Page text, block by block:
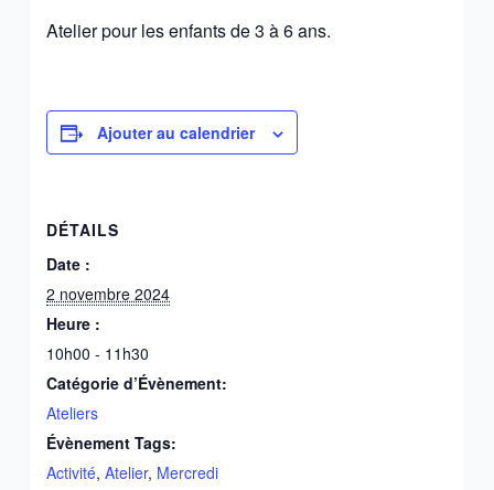
Atelier pour les enfants de 3 à 6 ans.
Ajouter au calendrier
DÉTAILS
Date :
2 novembre 2024
Heure :
10h00 - 11h30
Catégorie d’Évènement:
Ateliers
Évènement Tags:
Activité,Atelier, Mercredi